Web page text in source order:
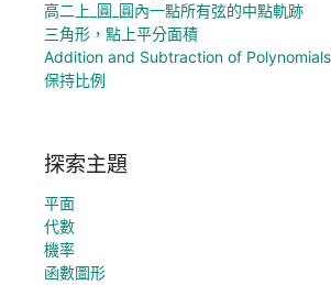
高二上_圓_圓內一點所有弦的中點軌跡
三角形，點上平分面積
Addition and Subtraction of Polynomials
保持比例
探索主題
平面
代數
機率
函數圖形